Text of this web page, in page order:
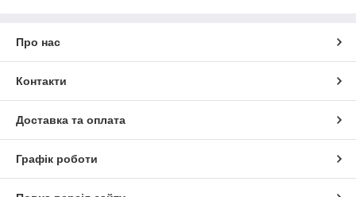
Про нас
Контакти
Доставка та оплата
Графік роботи